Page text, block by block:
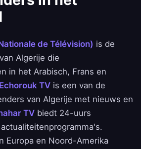
de Télévision) is de
Algerije die
in het Arabisch, Frans en
Echorouk TV is een van de
van Algerije met nieuws en
TV biedt 24-uurs
Europa en Noord-Amerika